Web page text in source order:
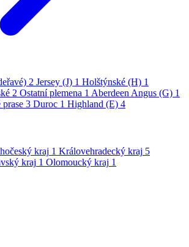
2 Jersey (J) 1 Holštýnské (H) 1
2 Ostatní plemena 1 Aberdeen Angus (G) 1
3 Duroc 1 Highland (E) 4
kraj 1 Královehradecký kraj 5
kraj 1 Olomoucký kraj 1